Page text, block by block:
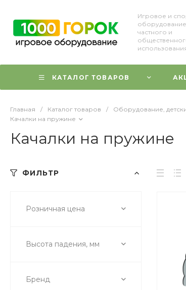
Игровое и
частного и
КАТАЛОГ ТОВАРОВ
Главная / Каталог товаров / Оборудование,
Качалки на пружине
Качалки на пружине
ФИЛЬТР
Розничная цена
Высота падения, мм
Бренд